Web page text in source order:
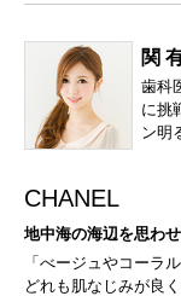
関
歯科
に挑
ン明
CHANEL
地中海の海辺を思わ
「べージュやコーラ
どれも肌なじみが良